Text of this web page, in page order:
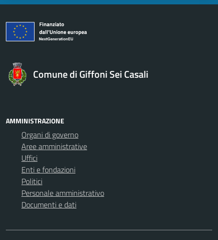
Comune di Giffoni Sei Casali
AMMINISTRAZIONE
Organi di governo
Aree amministrative
Uffici
Enti e fondazioni
Politici
Personale amministrativo
Documenti e dati